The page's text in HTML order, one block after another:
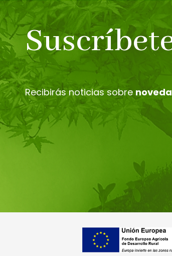
Recibirás noticias sobre